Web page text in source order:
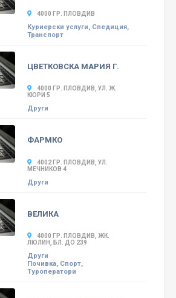
4000 ГР. ПЛОВДИВ
Куриерски услуги, Спедиция,
Транспорт
ЦВЕТКОВСКА МАРИЯ Г.
4000 ГР. ПЛОВДИВ, УЛ. Ж.
КЮРИ 5
Други
ФАРМКО
4002 ГР. ПЛОВДИВ, УЛ.
МЕЧНИКОВ 4
Други
ВЕЛИКА
4000 ГР. ПЛОВДИВ, ЖК.
ЛЮЛИН, БЛ. ДО 239
Други
Почивка, Спорт,
Туроператори